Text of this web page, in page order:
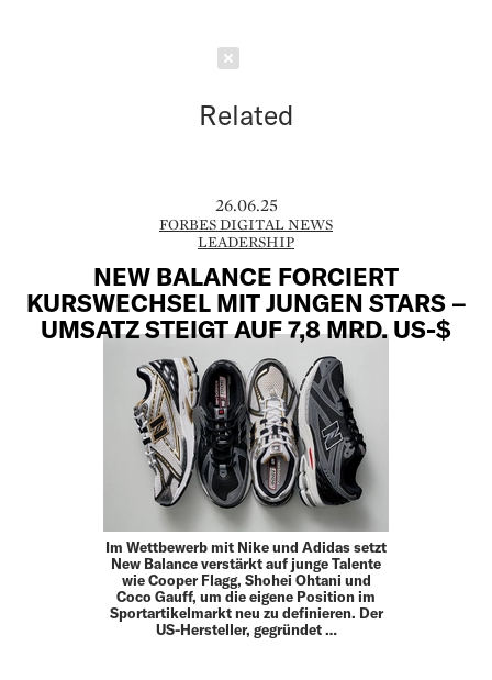
Related
26.06.25
FORBES DIGITAL NEWS
LEADERSHIP
NEW BALANCE FORCIERT
KURSWECHSEL MIT JUNGEN STARS –
UMSATZ STEIGT AUF 7,8 MRD. US-$
Im Wettbewerb mit Nike und Adidas setzt
New Balance verstärkt auf junge Talente
wie Cooper Flagg, Shohei Ohtani und
Coco Gauff, um die eigene Position im
Sportartikelmarkt neu zu definieren. Der
US-Hersteller, gegründet …